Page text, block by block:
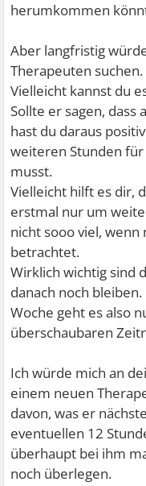
herumkommen
Aber langfristig
Therapeuten suchen.
Vielleicht kannst du
Sollte er sagen, dass
hast du daraus
weiteren Stunden
musst.
Vielleicht hilft es dir,
erstmal nur um
nicht sooo viel,
betrachtet.
Wirklich wichtig sind
danach noch
Woche geht es also
überschaubaren
Ich würde mich an
einem neuen
davon, was er
eventuellen 12
überhaupt bei ihm
noch überlegen.